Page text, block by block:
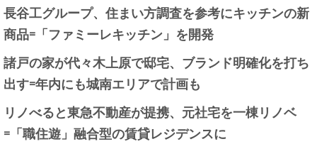
長谷工グループ、住まい方調査を参考にキッチンの新
商品=「ファミーレキッチン」を開発
諸戸の家が代々木上原で邸宅、ブランド明確化を打ち
出す=年内にも城南エリアで計画も
リノべると東急不動産が提携、元社宅を一棟リノベ
=「職住遊」融合型の賃貸レジデンスに